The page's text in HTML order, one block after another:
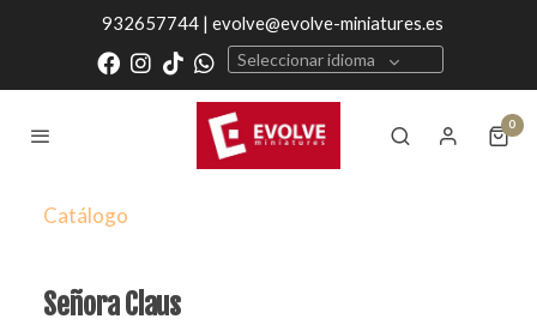
932657744 | evolve@evolve-miniatures.es
Seleccionar idioma
0
Catálogo
Señora Claus